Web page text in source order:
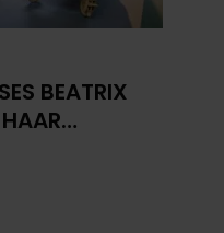
BEATRIX